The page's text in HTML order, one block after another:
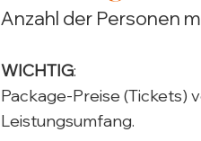
Anzahl der Personen
WICHTIG:
Package-Preise (Tickets)
Leistungsumfang.